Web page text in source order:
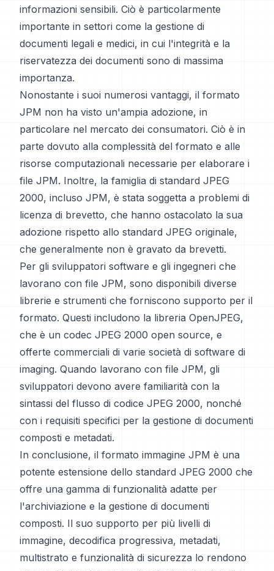
informazioni sensibili. Ciò è particolarmente
importante in settori come la gestione di
documenti legali e medici, in cui l'integrità e la
riservatezza dei documenti sono di massima
importanza.
Nonostante i suoi numerosi vantaggi, il formato
JPM non ha visto un'ampia adozione, in
particolare nel mercato dei consumatori. Ciò è in
parte dovuto alla complessità del formato e alle
risorse computazionali necessarie per elaborare i
file JPM. Inoltre, la famiglia di standard JPEG
2000, incluso JPM, è stata soggetta a problemi di
licenza di brevetto, che hanno ostacolato la sua
adozione rispetto allo standard JPEG originale,
che generalmente non è gravato da brevetti.
Per gli sviluppatori software e gli ingegneri che
lavorano con file JPM, sono disponibili diverse
librerie e strumenti che forniscono supporto per il
formato. Questi includono la libreria OpenJPEG,
che è un codec JPEG 2000 open source, e
offerte commerciali di varie società di software di
imaging. Quando lavorano con file JPM, gli
sviluppatori devono avere familiarità con la
sintassi del flusso di codice JPEG 2000, nonché
con i requisiti specifici per la gestione di documenti
composti e metadati.
In conclusione, il formato immagine JPM è una
potente estensione dello standard JPEG 2000 che
offre una gamma di funzionalità adatte per
l'archiviazione e la gestione di documenti
composti. Il suo supporto per più livelli di
immagine, decodifica progressiva, metadati,
multistrato e funzionalità di sicurezza lo rendono